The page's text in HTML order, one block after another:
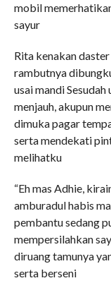
mobil
sayur
Rita kenakan
rambutnya
usai mandi
menjauh, akupun
dimuka pagar
serta mendekati
melihatku
“Eh mas Adhie,
amburadul habis
pembantu sedang
mempersilahkan
diruang tamunya
serta berseni